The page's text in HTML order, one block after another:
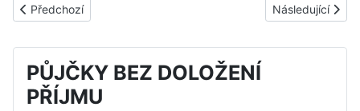
Předchozí článek: Půjčka pro nezaměstnané bez potvrzování
Předchozí Další článek:
Následující
PŮJČKY BEZ DOLOŽENÍ
PŘÍJMU